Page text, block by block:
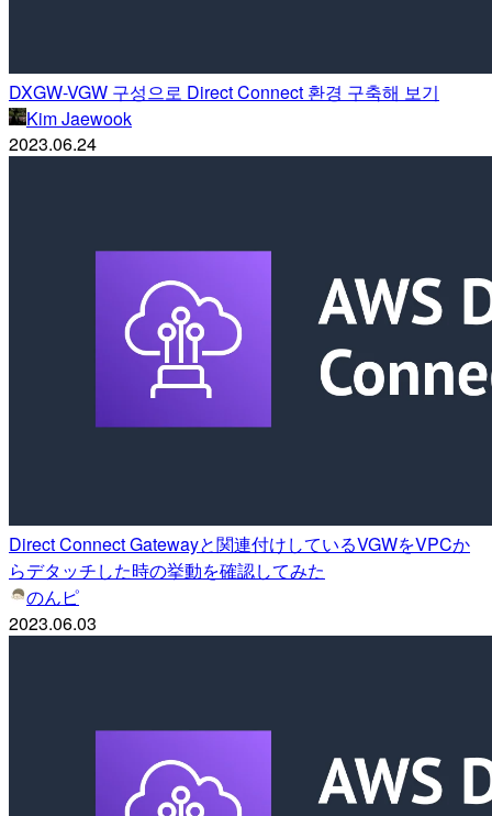
DXGW-VGW 구성으로 Direct Connect 환경 구축해 보기
Kim Jaewook
2023.06.24
Direct Connect Gatewayと関連付けしているVGWをVPCか
らデタッチした時の挙動を確認してみた
のんピ
2023.06.03